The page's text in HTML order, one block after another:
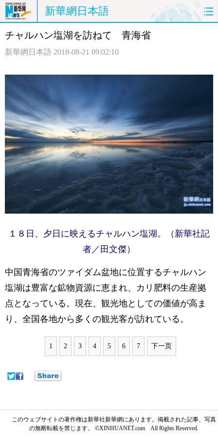
新華網日本語
ホームページ 政治
中日対訳
チャルハン塩湖を訪ねて 青海省
新華網日本語 2018-08-21 09:02:10
１８日、夕日に映えるチャルハン塩湖。（新華社記
者／田文傑）
中国青海省のツァイダム盆地に位置するチャルハン
塩湖は豊富な鉱物資源に恵まれ、カリ肥料の生産拠
点となっている。現在、観光地としての価値が高ま
り、全国各地から多くの観光客が訪れている。
1 2 3 4 5 6 7 下一页
このウェブサイトの著作権は新華社新華網にあります。掲載された記事、写真
の無断転載を禁じます。 ©XINHUANET.com All Rights Reserved.